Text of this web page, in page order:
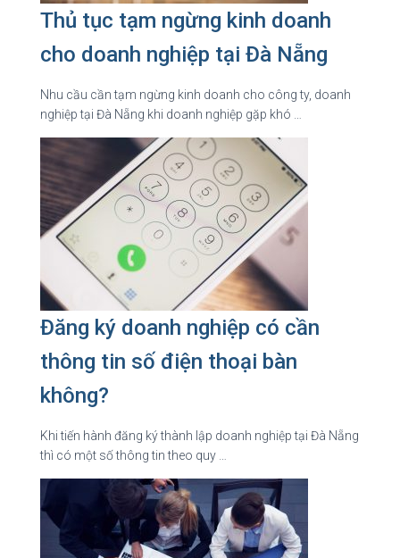
Thủ tục tạm ngừng kinh doanh
cho doanh nghiệp tại Đà Nẵng
Nhu cầu cần tạm ngừng kinh doanh cho công ty, doanh
nghiệp tại Đà Nẵng khi doanh nghiệp gặp khó …
Đăng ký doanh nghiệp có cần
thông tin số điện thoại bàn
không?
Khi tiến hành đăng ký thành lập doanh nghiệp tại Đà Nẵng
thì có một số thông tin theo quy …